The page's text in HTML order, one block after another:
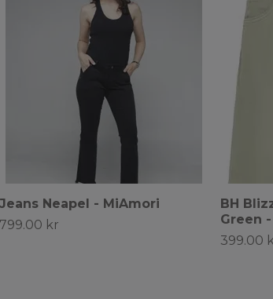
Jeans Neapel - MiAmori
799.00 kr
BH
Green
399.00